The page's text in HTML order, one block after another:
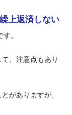
上返済しない
。
、注意点もあり
がありますが、